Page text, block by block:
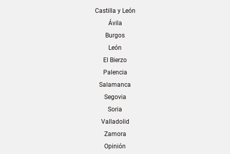
Castilla y León
Ávila
Burgos
León
El Bierzo
Palencia
Salamanca
Segovia
Soria
Valladolid
Zamora
Opinión